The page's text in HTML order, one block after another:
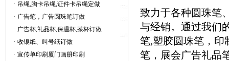
· 吊绳,胸卡吊绳,证件卡吊绳定做
· 广告笔，广告圆珠笔订做
· 广告杯,礼品杯,保温杯,茶杯订做
· 收银纸、叫号纸订做
· 宣传单印刷厦门画册印刷
致力于各种圆珠笔
与经销。通过我们
笔,塑胶圆珠笔，印
笔，展会广告礼品